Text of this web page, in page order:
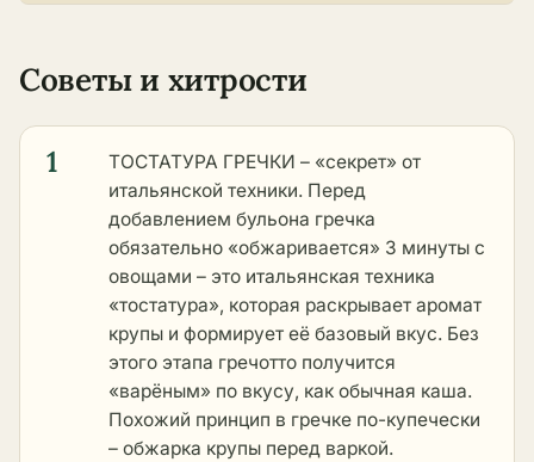
Советы и хитрости
1
ТОСТАТУРА ГРЕЧКИ – «секрет» от
итальянской техники. Перед
добавлением бульона гречка
обязательно «обжаривается» 3 минуты с
овощами – это итальянская техника
«тостатура», которая раскрывает аромат
крупы и формирует её базовый вкус. Без
этого этапа гречотто получится
«варёным» по вкусу, как обычная каша.
Похожий принцип в гречке по-купечески
– обжарка крупы перед варкой.